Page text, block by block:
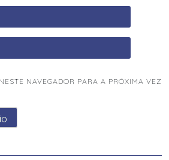
NAVEGADOR PARA A PRÓXIMA VEZ